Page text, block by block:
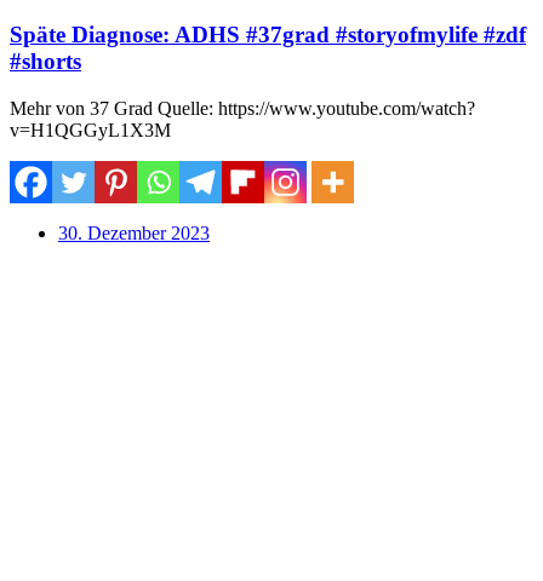
Späte Diagnose: ADHS #37grad #storyofmylife #zdf
#shorts
Mehr von 37 Grad Quelle: https://www.youtube.com/watch?
v=H1QGGyL1X3M
30. Dezember 2023